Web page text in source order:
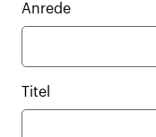
Anrede
Titel